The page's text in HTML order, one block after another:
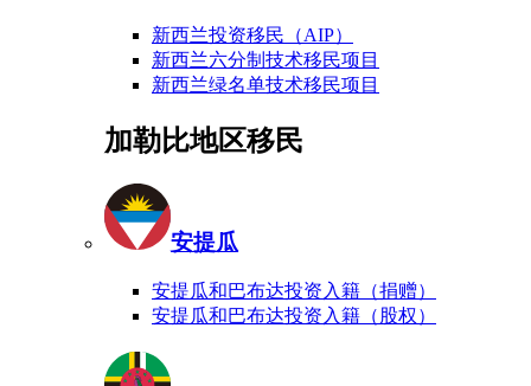
新西兰投资移民（AIP）
新西兰六分制技术移民项目
新西兰绿名单技术移民项目
加勒比地区移民
安提瓜
安提瓜和巴布达投资入籍（捐赠）
安提瓜和巴布达投资入籍（股权）